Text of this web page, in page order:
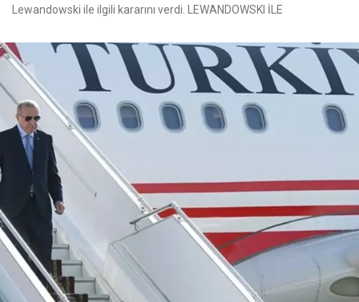
Lewandowski ile ilgili kararını verdi. LEWANDOWSKI İLE